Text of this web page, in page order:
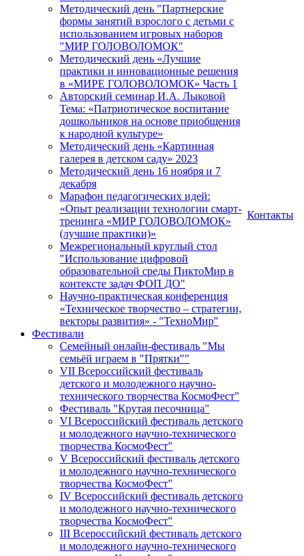
Методический день "Партнерские
формы занятий взрослого с детьми с
использованием игровых наборов
"МИР ГОЛОВОЛОМОК"
Методический день «Лучшие
практики и инновационные решения
в «МИРЕ ГОЛОВОЛОМОК» Часть 1
Авторский семинар И.А. Лыковой
Тема: «Патриотическое воспитание
дошкольников на основе приобщения
к народной культуре»
Методический день «Картинная
галерея в детском саду» 2023
Методический день 16 ноября и 7
декабря
Марафон педагогических идей:
«Опыт реализации технологии смарт-
тренинга «МИР ГОЛОВОЛОМОК»
(лучшие практики)»
Межрегиональный круглый стол
"Использование цифровой
образовательной среды ПиктоМир в
контексте задач ФОП ДО"
Научно-практическая конференция
«Техническое творчество – стратегии,
векторы развития» - "ТехноМир"
Фестивали
Семейный онлайн-фестиваль "Мы
семьёй играем в "Прятки""
VII Всероссийский фестиваль
детского и молодежного научно-
технического творчества КосмоФест"
Фестиваль "Крутая песочница"
VI Всероссийский фестиваль детского
и молодежного научно-технического
творчества КосмоФест"
V Всероссийский фестиваль детского
и молодежного научно-технического
творчества КосмоФест"
IV Всероссийский фестиваль детского
и молодежного научно-технического
творчества КосмоФест"
III Всероссийский фестиваль детского
и молодежного научно-технического
Контакты